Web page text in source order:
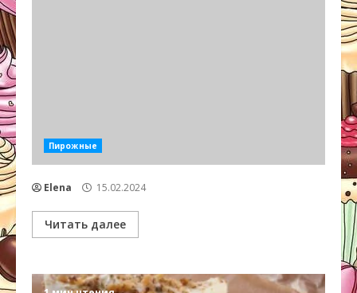
Пирожные
Elena 15.02.2024
Читать далее